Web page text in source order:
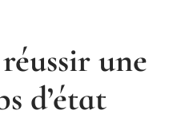
une
d’état